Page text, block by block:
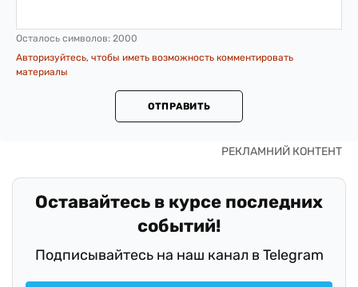
Осталось символов: 2000
Авторизуйтесь, чтобы иметь возможность комментировать
материалы
ОТПРАВИТЬ
Оставайтесь в курсе последних
событий!
Подписывайтесь на наш канал в Telegram